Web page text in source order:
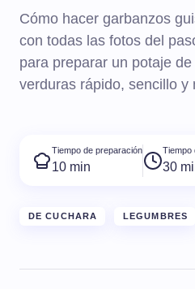
Cómo hacer garbanzos
con todas las fotos del
para preparar un potaje
verduras rápido, sencillo y
Tiempo de preparación
10 min
Tiempo
30
DE CUCHARA LEGUMBRES